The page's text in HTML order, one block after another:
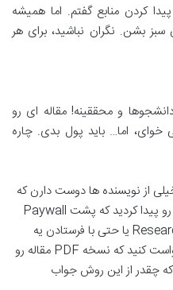
کردن منابع گفتم. اما همیشه
بشن. نگران نباشید، برای هر
و محققینه! مقاله ای رو
خوای، اما… باید پول بدی. چاره
از نویسنده ها دوست دارن که
کارشون دیده بشه. اگه مقاله ای رو پیدا کردید که پشت Paywall
بود، می تونید از طریق ResearchGate یا حتی با فرستادن یه
ایمیل مؤدبانه به نویسنده، درخواست کنید که نسخه PDF مقاله رو
چقدر از این روش جواب